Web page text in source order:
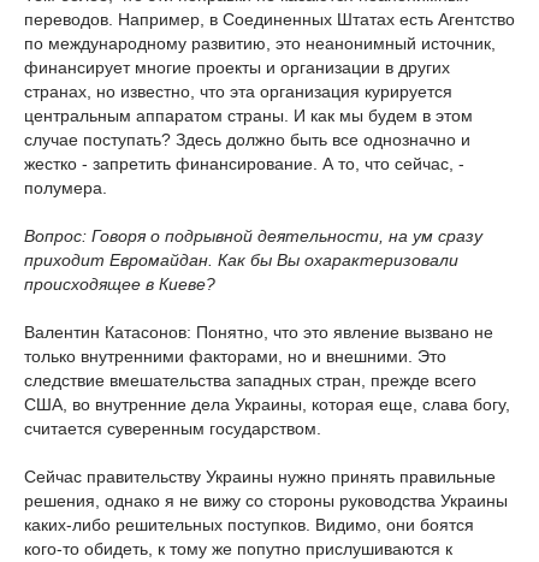
переводов. Например, в Соединенных Штатах есть Агентство
по международному развитию, это неанонимный источник,
финансирует многие проекты и организации в других
странах, но известно, что эта организация курируется
центральным аппаратом страны. И как мы будем в этом
случае поступать? Здесь должно быть все однозначно и
жестко - запретить финансирование. А то, что сейчас, -
полумера.
Вопрос: Говоря о подрывной деятельности, на ум сразу
приходит Евромайдан. Как бы Вы охарактеризовали
происходящее в Киеве?
Валентин Катасонов: Понятно, что это явление вызвано не
только внутренними факторами, но и внешними. Это
следствие вмешательства западных стран, прежде всего
США, во внутренние дела Украины, которая еще, слава богу,
считается суверенным государством.
Сейчас правительству Украины нужно принять правильные
решения, однако я не вижу со стороны руководства Украины
каких-либо решительных поступков. Видимо, они боятся
кого-то обидеть, к тому же попутно прислушиваются к